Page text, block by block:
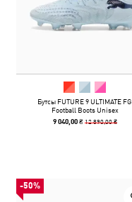
Бутсы FUTURE 9 ULTIMATE FG
Football Boots Unisex
9 040,00 ₴ 12 890,00 ₴
-50%